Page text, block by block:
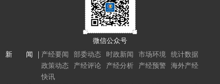
微信公众号
新 闻
产经要闻 部委动态 时政新闻 市场环境
统计数据
政策动态
产经评论 产经分析 产经预警
海外产经
快讯